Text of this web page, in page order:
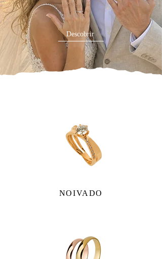
Descobrir
NOIVADO